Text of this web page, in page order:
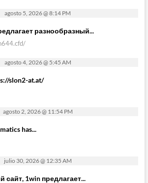
agosto 5, 2026 @ 8:14 PM
разнообразный...
agosto 4, 2026 @ 5:45 AM
slon2-at.at/
agosto 2, 2026 @ 11:54 PM
has...
julio 30, 2026 @ 12:35 AM
1win предлагает...